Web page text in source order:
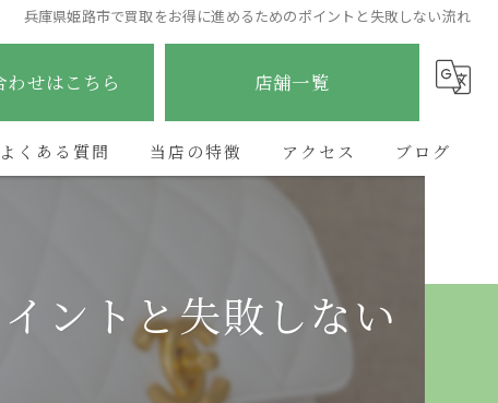
兵庫県姫路市で買取をお得に進めるためのポイントと失敗しない流れ
わせはこちら 店舗一覧
よくある質問 当店の特徴
時計
金
アクセス
ETERNITY太子店
ETERNITY野里店
ETERNITY加古川店
ブログ
ントと失敗しない